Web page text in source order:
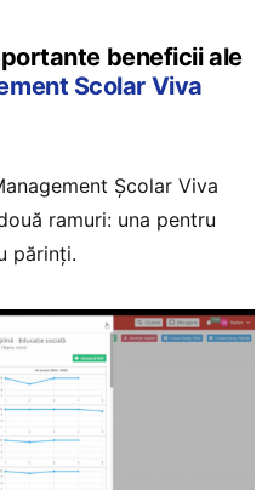
beneficii ale
Scolar Viva
Școlar Viva
ramuri: una pentru
părinți.